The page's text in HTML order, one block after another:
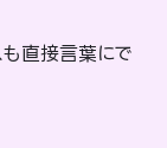
直接言葉にで